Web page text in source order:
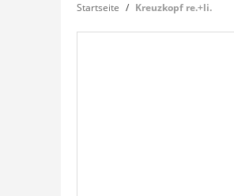
Startseite Kreuzkopf re.+li.